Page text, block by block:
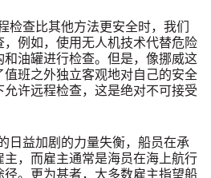
检查比其他方法更安全时，我们
例如，使用无人机技术代替危险
油罐进行检查。但是，像挪威这
班之外独立客观地对自己的安全
许远程检查，这是绝对不可接受
日益加剧的力量失衡，船员在承
，而雇主通常是海员在海上航行
。更为甚者，大多数雇主指望船